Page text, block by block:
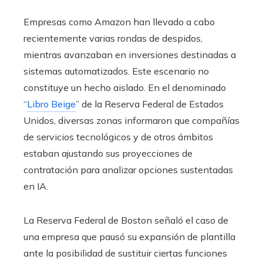
Empresas como Amazon han llevado a cabo
recientemente varias rondas de despidos,
mientras avanzaban en inversiones destinadas a
sistemas automatizados. Este escenario no
constituye un hecho aislado. En el denominado
“Libro Beige” de la Reserva Federal de Estados
Unidos, diversas zonas informaron que compañías
de servicios tecnológicos y de otros ámbitos
estaban ajustando sus proyecciones de
contratación para analizar opciones sustentadas
en IA.
La Reserva Federal de Boston señaló el caso de
una empresa que pausó su expansión de plantilla
ante la posibilidad de sustituir ciertas funciones